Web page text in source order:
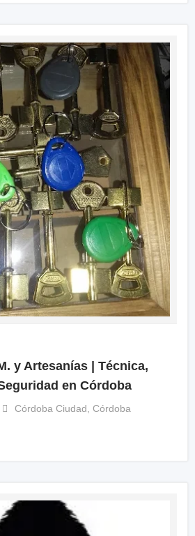
y Artesanías | Técnica,
en Córdoba
Córdoba Ciudad, Córdoba